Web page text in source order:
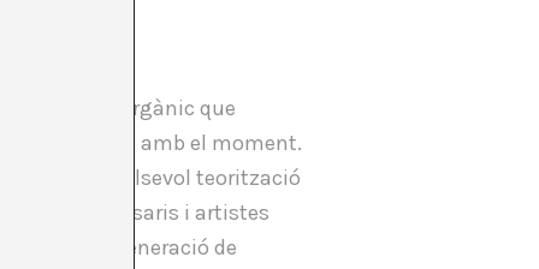
curatorial orgànic que
i dialogant amb el moment.
de qualsevol teorització
amb comissaris i artistes
de la generació de